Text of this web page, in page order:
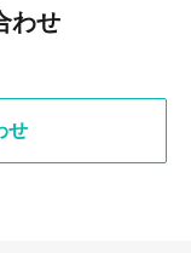
わせ
せ